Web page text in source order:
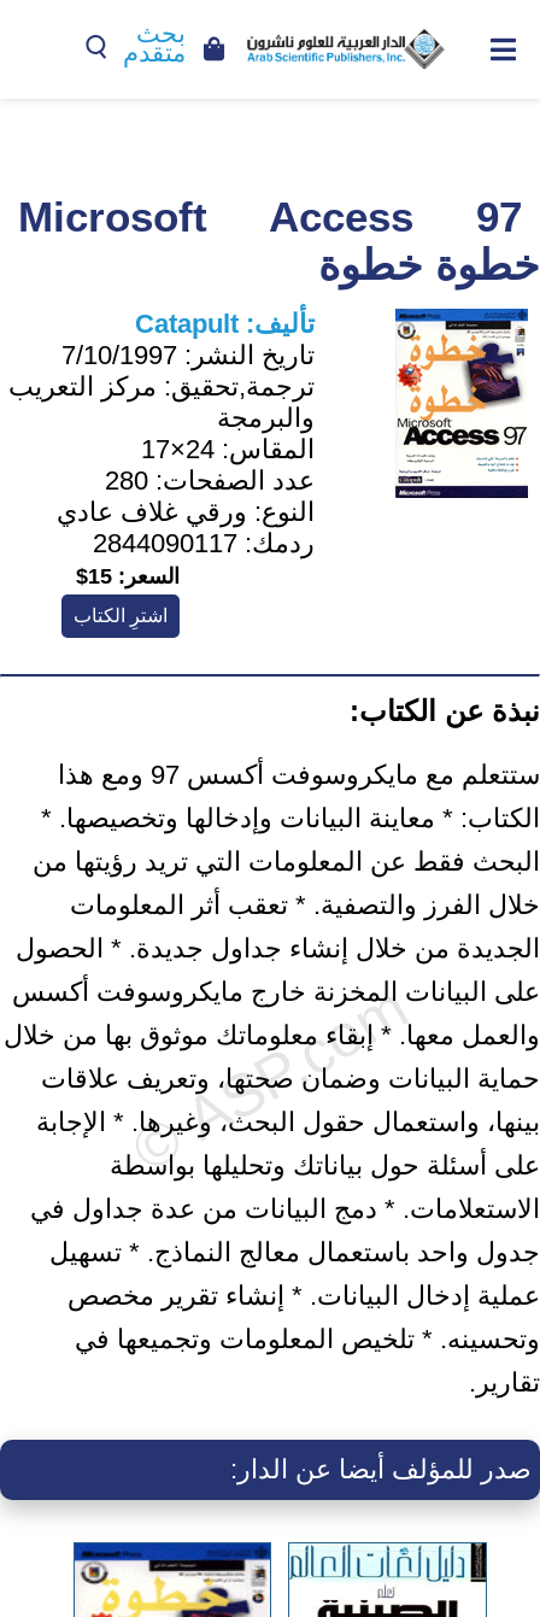
بحث
متقدم
Microsoft Access 97
خطوة خطوة
تأليف: Catapult
تاريخ النشر: 7/10/1997
ترجمة,تحقيق: مركز التعريب
والبرمجة
المقاس: 24×17
عدد الصفحات: 280
النوع: ورقي غلاف عادي
ردمك: 2844090117
السعر: 15$
اشترِ الكتاب
نبذة عن الكتاب:
ستتعلم مع مايكروسوفت أكسس 97 ومع هذا
الكتاب: * معاينة البيانات وإدخالها وتخصيصها. *
البحث فقط عن المعلومات التي تريد رؤيتها من
خلال الفرز والتصفية. * تعقب أثر المعلومات
الجديدة من خلال إنشاء جداول جديدة. * الحصول
على البيانات المخزنة خارج مايكروسوفت أكسس
والعمل معها. * إبقاء معلوماتك موثوق بها من خلال
حماية البيانات وضمان صحتها، وتعريف علاقات
بينها، واستعمال حقول البحث، وغيرها. * الإجابة
على أسئلة حول بياناتك وتحليلها بواسطة
الاستعلامات. * دمج البيانات من عدة جداول في
جدول واحد باستعمال معالج النماذج. * تسهيل
عملية إدخال البيانات. * إنشاء تقرير مخصص
وتحسينه. * تلخيص المعلومات وتجميعها في
تقارير.
صدر للمؤلف أيضا عن الدار: